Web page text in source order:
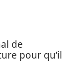
de
pour qu’il